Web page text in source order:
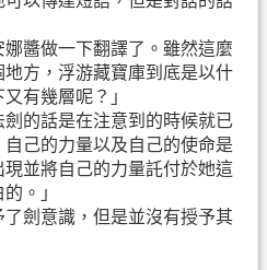
娜醬做一下翻譯了。雖然這麼
方，浮游藏寶庫到底是以什
有幾層呢？」
的話是在注意到的時候就已
己的力量以及自己的使命是
並將自己的力量託付於她這
。」
劍意識，但是並沒有授予其